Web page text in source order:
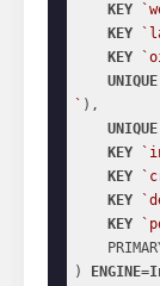
KEY
KEY
KEY
UNIQUE
` ),
UNIQUE
KEY
KEY
KEY
KEY
)
ENGINE=